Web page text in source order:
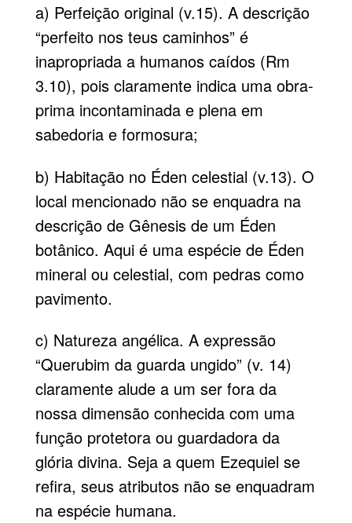
a) Perfeição original (v.15). A descrição
“perfeito nos teus caminhos” é
inapropriada a humanos caídos (Rm
3.10), pois claramente indica uma obra-
prima incontaminada e plena em
sabedoria e formosura;
b) Habitação no Éden celestial (v.13). O
local mencionado não se enquadra na
descrição de Gênesis de um Éden
botânico. Aqui é uma espécie de Éden
mineral ou celestial, com pedras como
pavimento.
c) Natureza angélica. A expressão
“Querubim da guarda ungido” (v. 14)
claramente alude a um ser fora da
nossa dimensão conhecida com uma
função protetora ou guardadora da
glória divina. Seja a quem Ezequiel se
refira, seus atributos não se enquadram
na espécie humana.